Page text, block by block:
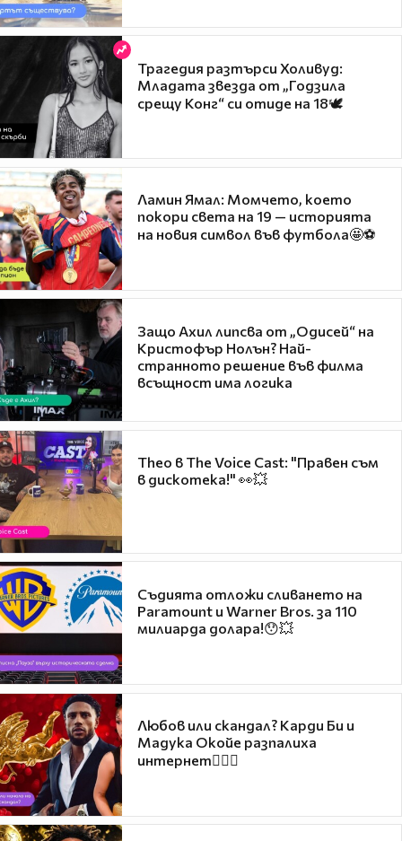
Трагедия разтърси Холивуд:
Младата звезда от „Годзила
срещу Конг“ си отиде на 18🕊️
Ламин Ямал: Момчето, което
покори света на 19 — историята
на новия символ във футбола🤩⚽
Защо Ахил липсва от „Одисей“ на
Кристофър Нолън? Най-
странното решение във филма
всъщност има логика
Theo в The Voice Cast: "Правен съм
в дискотека!" 👀💥
Съдията отложи сливането на
Paramount и Warner Bros. за 110
милиарда долара!😯💥
Любов или скандал? Карди Би и
Мадука Окойе разпалиха
интернет❤️‍🔥🔥